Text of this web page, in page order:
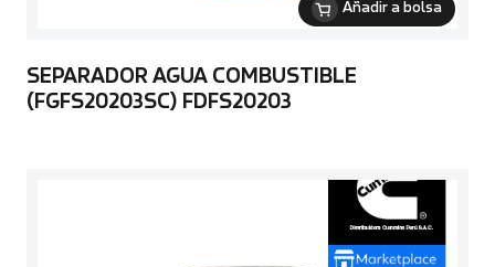
Añadir a bolsa
SEPARADOR AGUA COMBUSTIBLE
(FGFS20203SC) FDFS20203